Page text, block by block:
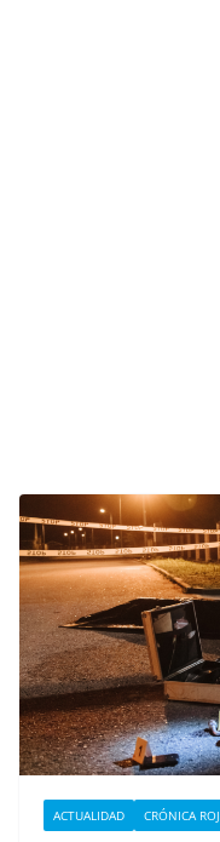
ACTUALIDAD CRÓNICA